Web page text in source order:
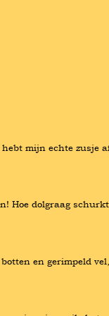
mijn echte zusje
Hoe dolgraag
en gerimpeld